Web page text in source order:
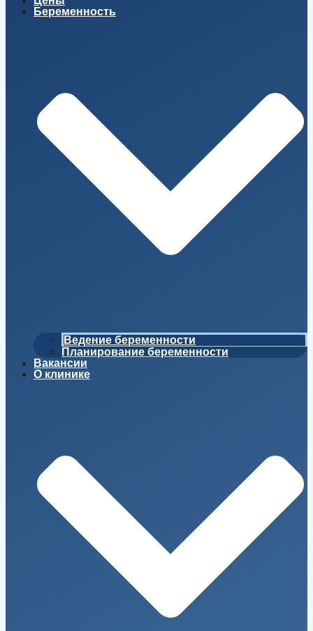
Беременность
Ведение беременности
Планирование беременности
Вакансии
О клинике